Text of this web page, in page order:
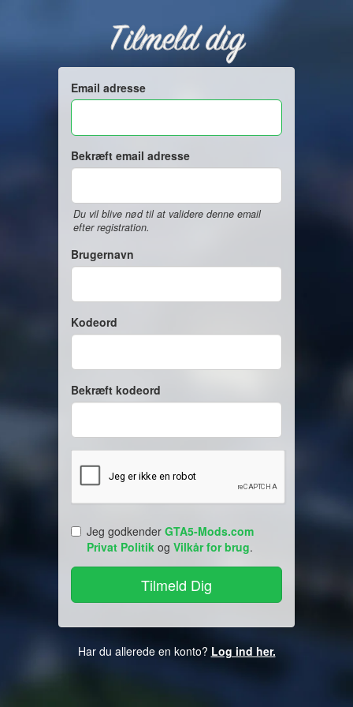
Tilmeld dig
Email adresse
Bekræft email adresse
Du vil blive nød til at validere denne email
efter registration.
Brugernavn
Kodeord
Bekræft kodeord
Jeg godkender GTA5-Mods.com
Privat Politik og Vilkår for brug.
Har du allerede en konto? Log ind her.